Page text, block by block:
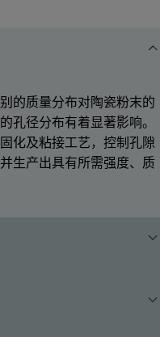
的质量分布对陶瓷粉末的
孔径分布有着显著影响。
化及粘接工艺，控制孔隙
生产出具有所需强度、质
API 和赋形剂的成分。通